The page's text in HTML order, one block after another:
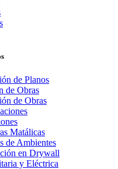
de Planos
de Obras
de Obras
Matálicas
de Ambientes
en Drywall
y Eléctrica